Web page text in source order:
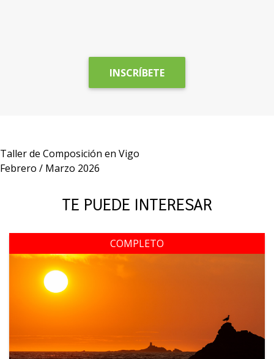
INSCRÍBETE
Taller de Composición en Vigo
Febrero / Marzo 2026
TE PUEDE INTERESAR
COMPLETO